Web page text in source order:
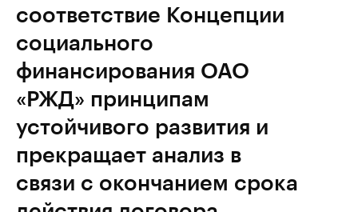
соответствие Концепции
социального
финансирования ОАО
«РЖД» принципам
устойчивого развития и
прекращает анализ в
связи с окончанием срока